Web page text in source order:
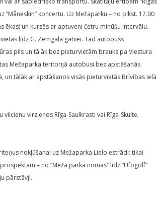
koncertu. Uz Mežaparku – no plkst. 17.00
ēkas) un kursēs ar aptuveni četru minūšu intervālu.
līdz G. Zemgala gatvei. Tad autobuss
pils un tālāk bez pieturvietām brauks pa Viestura
Mežaparka teritorijā autobusi bez apstāšanās
un tālāk ar apstāšanos visās pieturvietās Brīvības ielā
virzienos Rīga-Saulkrasti vai Rīga-Skulte,
nokļūšanai uz Mežaparka Lielo estrādi: tikai
– no “Meža parka nomas” līdz “Ufogolf”
pārstāvji.